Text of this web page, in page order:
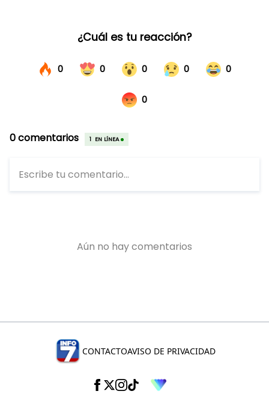
CONTACTOAVISO DE PRIVACIDAD